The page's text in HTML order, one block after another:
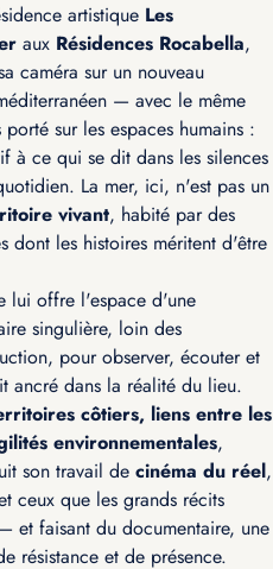
artistique Les
aux Résidences Rocabella,
caméra sur un nouveau
— avec le même
sur les espaces humains :
à ce qui se dit dans les silences
La mer, ici, n'est pas un
vivant, habité par des
dont les histoires méritent d'être
lui offre l'espace d'une
singulière, loin des
pour observer, écouter et
ancré dans la réalité du lieu.
côtiers, liens entre les
environnementales,
son travail de cinéma du réel,
ceux que les grands récits
et faisant du documentaire, une
résistance et de présence.